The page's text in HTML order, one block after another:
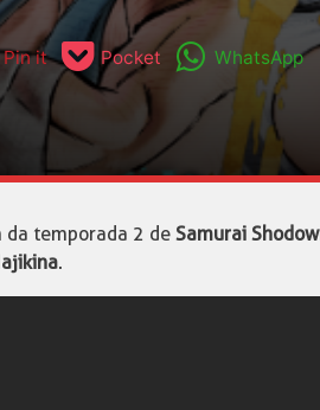
Pin it Pocket WhatsApp
da temporada 2 de Samurai
.